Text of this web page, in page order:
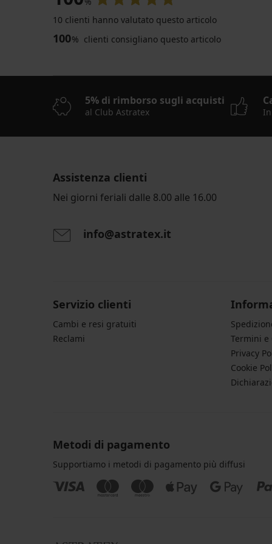
Vestaglia
calda
32,79
€
codice
WELCOME20
10 clienti hanno valutato questo articolo
100% clienti consigliano questo articolo
5% di rimborso sugli acquisti
al Club Astratex
Assistenza clienti
Nei giorni feriali dalle 8.00 alle 16.00
info@astratex.it
Servizio clienti
Cambi e resi gratuiti
Reclami
Termini e
Privacy
Cookie
Metodi di pagamento
Supportiamo i metodi di pagamento più diffusi